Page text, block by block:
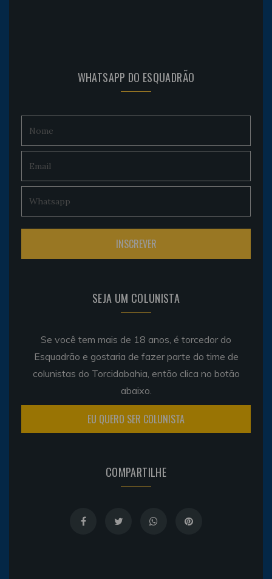
WHATSAPP DO ESQUADRÃO
SEJA UM COLUNISTA
Se você tem mais de 18 anos, é torcedor do
Esquadrão e gostaria de fazer parte do time de
colunistas do Torcidabahia, então clica no botão
abaixo.
EU QUERO SER COLUNISTA
COMPARTILHE